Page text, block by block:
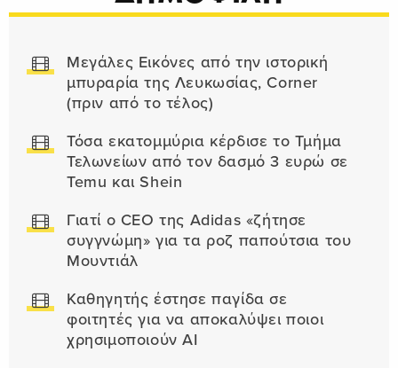
Μεγάλες Εικόνες από την ιστορική
μπυραρία της Λευκωσίας, Corner
(πριν από το τέλος)
Τόσα εκατομμύρια κέρδισε το Τμήμα
Τελωνείων από τον δασμό 3 ευρώ σε
Temu και Shein
Γιατί ο CEO της Adidas «ζήτησε
συγγνώμη» για τα ροζ παπούτσια του
Μουντιάλ
Καθηγητής έστησε παγίδα σε
φοιτητές για να αποκαλύψει ποιοι
χρησιμοποιούν AI